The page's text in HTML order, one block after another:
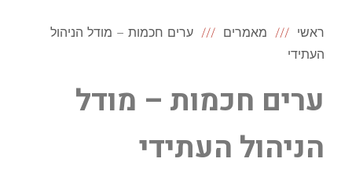
ראשי מאמרים
ערים חכמות – מודל הניהול
העתידי
ערים חכמות – מודל
הניהול העתידי